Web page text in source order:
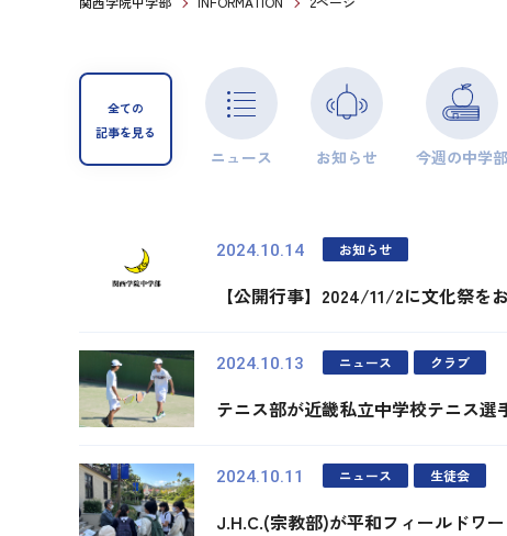
全ての
記事を見る
ニュース お知らせ 今週の中学部
2024.10.14 お知らせ
【公開行事】2024/11/2に文化祭を
2024.10.13 ニュース クラブ
テニス部が近畿私立中学校テニス選
2024.10.11 ニュース 生徒会
J.H.C.(宗教部)が平和フィールドワー